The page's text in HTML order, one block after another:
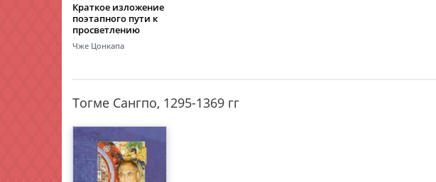
Краткое изложение
поэтапного пути к
просветлению
Чже Цонкапа
Тогме Сангпо, 1295-1369 гг